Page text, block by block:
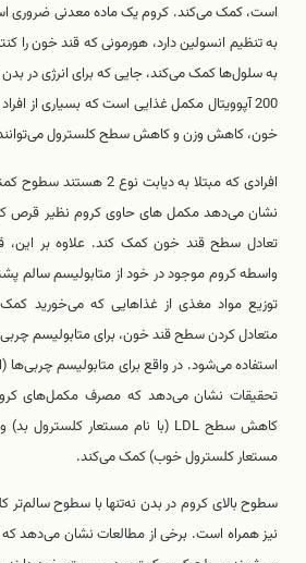
است، کمک می‌کند. کروم یک ماده معدنی
به تنظیم انسولین دارد، هورمونی که قند خون را
به سلول‌ها کمک می‌کند، جایی که برای انرژی در
200 آپوویتال مکمل غذایی است که بسیاری از
خون، کاهش وزن و کاهش سطح کلسترول می‌توانند
افرادی که مبتلا به دیابت
نشان می‌دهد مکمل های حاوی کروم نظیر قرص
واسطه کروم موجود در خود از متابولیسم سالم
توزیع مواد مغذی از غذاهایی که می‌خورید
متعادل کردن سطح قند خون، برای متابولیسم
استفاده می‌شود. در واقع برای متابولیسم چربی‌ها
تحقیقات نشان می‌دهد که مصرف مکمل‌های
مستعار کلسترول خوب) کمک می‌کند.
سطوح بالای کروم در بدن نه‌تنها با سطوح سالم‌تر
نیز همراه است. برخی از مطالعات نشان می‌دهد